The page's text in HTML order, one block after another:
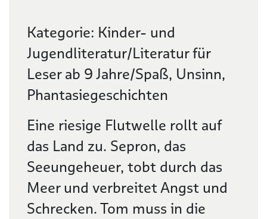
Kategorie: Kinder- und
Jugendliteratur/Literatur für
Leser ab 9 Jahre/Spaß, Unsinn,
Phantasiegeschichten
Eine riesige Flutwelle rollt auf
das Land zu. Sepron, das
Seeungeheuer, tobt durch das
Meer und verbreitet Angst und
Schrecken. Tom muss in die